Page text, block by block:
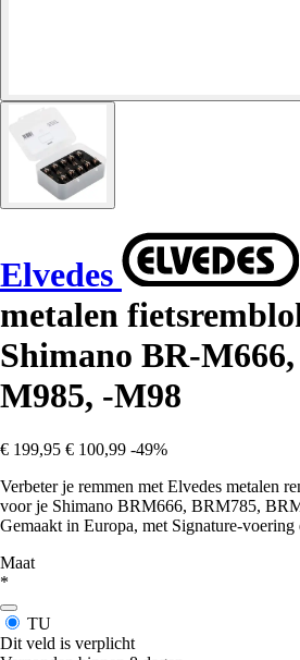
Elvedes
metalen
Shimano BR-
M985, -M98
€ 199,95 € 100,99 -49%
Verbeter je remmen met Elvedes metalen
voor je Shimano BRM666, BRM785,
Gemaakt in Europa, met Signature-voering
Maat
*
TU
Dit veld is verplicht